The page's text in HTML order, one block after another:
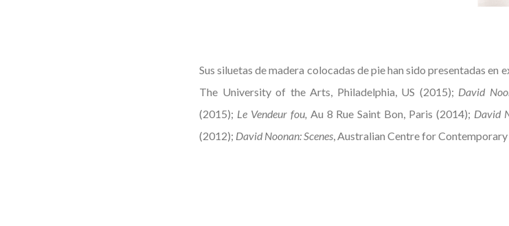
Sus siluetas de madera colocadas de pie han sido presentadas
The University of the Arts, Philadelphia, US (2015); David
(2015); Le Vendeur fou, Au 8 Rue Saint Bon, Paris (2014); David
(2012); David Noonan: Scenes , Australian Centre for